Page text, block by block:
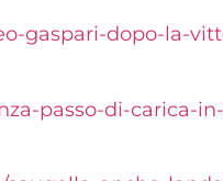
gaspari-dopo-la-
passo-di-carica-